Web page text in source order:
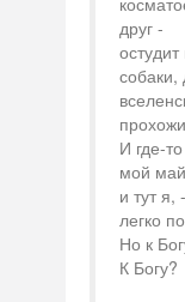
друг -
собаки,
И где-
мой
и тут я,
легко
Но к
К Богу?